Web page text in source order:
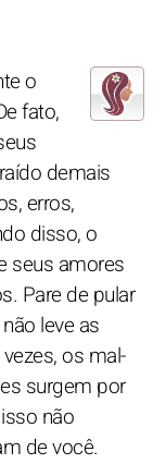
o
fato,
demais
erros,
disso, o
seus amores
Pare de pular
leve as
os mal-
surgem por
não
de você.